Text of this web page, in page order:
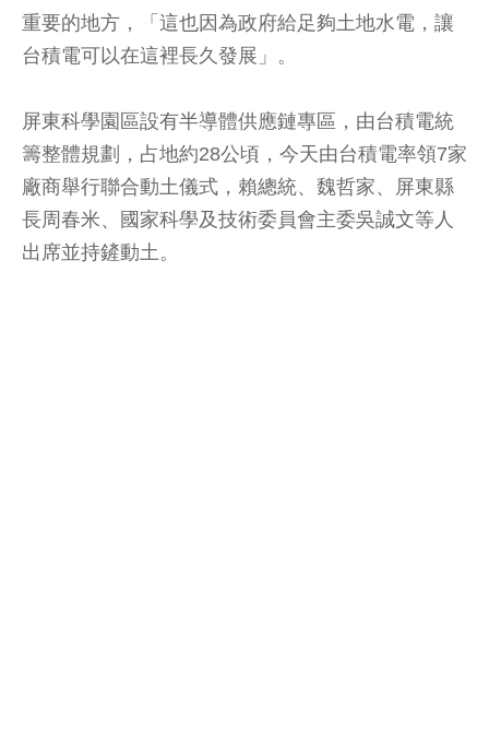
重要的地方，「這也因為政府給足夠土地水電，讓
台積電可以在這裡長久發展」。
屏東科學園區設有半導體供應鏈專區，由台積電統
籌整體規劃，占地約28公頃，今天由台積電率領7家
廠商舉行聯合動土儀式，賴總統、魏哲家、屏東縣
長周春米、國家科學及技術委員會主委吳誠文等人
出席並持鏟動土。